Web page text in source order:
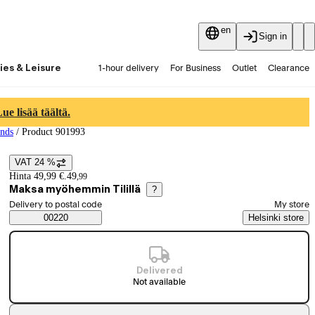
en
Sign in
& Leisure 1-hour delivery For Business Outlet Clearance
lisää täältä.
/ Product 901993
Price details
VAT 24 %
Hinta 49,99 €.49,99
Maksa myöhemmin Tilillä ?
Saatavuustiedot
Select order method
Delivery to postal code
00220
My store
Helsinki store
Delivered
Not available